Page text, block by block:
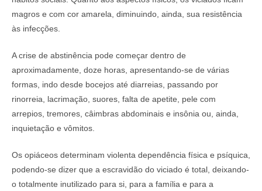
magros e com cor amarela, diminuindo, ainda, sua resistência
às infecções.
A crise de abstinência pode começar dentro de
aproximadamente, doze horas, apresentando-se de várias
formas, indo desde bocejos até diarreias, passando por
rinorreia, lacrimação, suores, falta de apetite, pele com
arrepios, tremores, câimbras abdominais e insônia ou, ainda,
inquietação e vômitos.
Os opiáceos determinam violenta dependência física e psíquica,
podendo-se dizer que a escravidão do viciado é total, deixando-
o totalmente inutilizado para si, para a família e para a